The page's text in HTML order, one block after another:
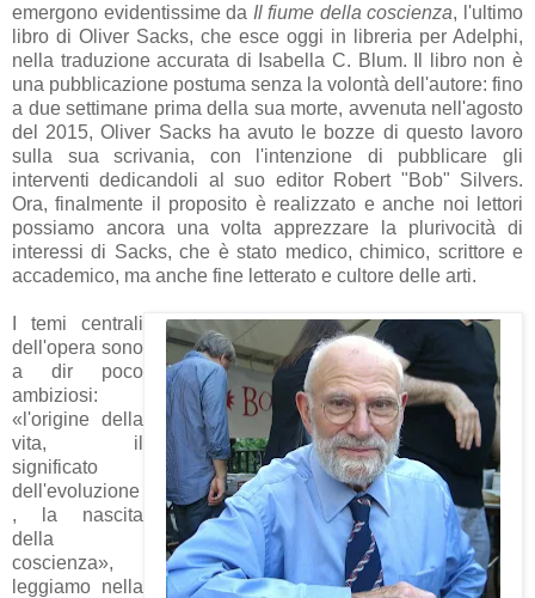
emergono evidentissime da Il fiume della coscienza, l'ultimo
libro di Oliver Sacks, che esce oggi in libreria per Adelphi,
nella traduzione accurata di Isabella C. Blum. Il libro non è
una pubblicazione postuma senza la volontà dell'autore: fino
a due settimane prima della sua morte, avvenuta nell'agosto
del 2015, Oliver Sacks ha avuto le bozze di questo lavoro
sulla sua scrivania, con l'intenzione di pubblicare gli
interventi dedicandoli al suo editor Robert "Bob" Silvers.
Ora, finalmente il proposito è realizzato e anche noi lettori
possiamo ancora una volta apprezzare la plurivocità di
interessi di Sacks, che è stato medico, chimico, scrittore e
accademico, ma anche fine letterato e cultore delle arti.
I temi centrali
dell'opera sono
a dir poco
ambiziosi:
«l'origine della
vita, il
significato
dell'evoluzione
, la nascita
della
coscienza»,
leggiamo nella